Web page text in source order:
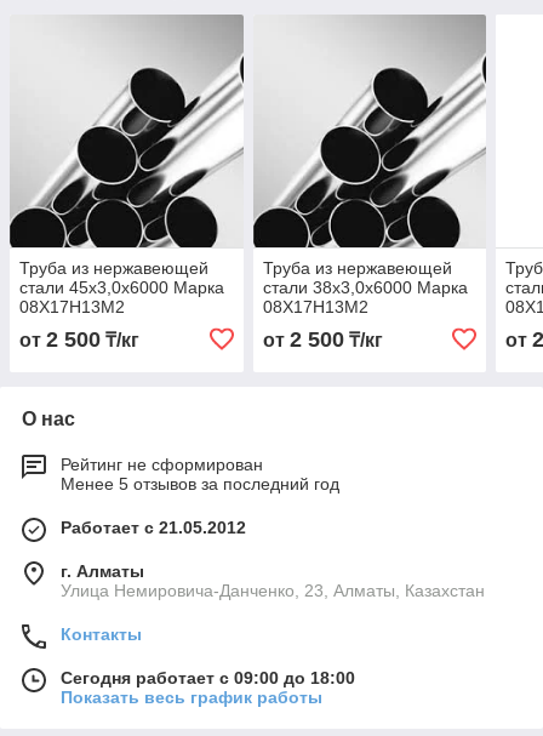
Труба из нержавеющей
стали 45х3,0х6000 Марка
08Х17Н13М2
от 2 500 ₸/кг
Труба из нержавеющей
стали 38х3,0х6000 Марка
08Х17Н13М2
от 2 500₸/кг от
О нас
Рейтинг не сформирован
Менее 5 отзывов за последний год
Работает с 21.05.2012
г. Алматы
Улица Немировича-Данченко, 23, Алматы, Казахстан
Контакты
Сегодня работает с 09:00 до 18:00
Показать весь график работы